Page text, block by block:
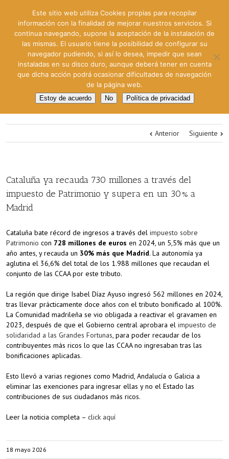
Anterior Siguiente
Cataluña ya recauda 730 millones a través del
impuesto de Patrimonio y supera en un 30% a
Madrid
Cataluña bate récord de ingresos a través del impuesto sobre
Patrimonio con 728 millones de euros en 2024, un 5,5% más que un
año antes, y recauda un 30% más que Madrid. La autonomía ya
aglutina el 36,6% del total de los 1.988 millones que recaudan el
conjunto de las CCAA por este tributo.
La región que dirige Isabel Díaz Ayuso ingresó 562 millones en 2024,
tras llevar prácticamente doce años con el tributo bonificado al 100%.
La Comunidad madrileña se vio obligada a reactivar el gravamen en
2023, después de que el Gobierno central aprobara el impuesto de
solidaridad a las Grandes Fortunas, para poder recaudar de los
contribuyentes más ricos lo que las CCAA no ingresaban tras las
bonificaciones aplicadas.
Esto llevó a varias regiones como Madrid, Andalucía o Galicia a
eliminar las exenciones para ingresar ellas y no el Estado las
contribuciones de sus ciudadanos más ricos.
Leer la noticia completa – click aquí
18 mayo 2026
Este sitio web utiliza Cookies propias para recopilar
información con la finalidad de mejorar nuestros servicios. Si
continua navegando, supone la aceptación de la instalación de
las mismas. El usuario tiene la posibilidad de configurar su
navegador pudiendo, si así lo desea, impedir que sean
instaladas en su disco duro, aunque deberá tener en cuenta
que dicha acción podrá ocasionar dificultades de navegación
de la página web.
Estoy de acuerdo No Política de privacidad